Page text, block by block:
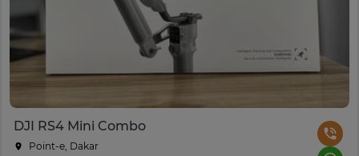
DJI RS4 Mini Combo
Point-e, Dakar